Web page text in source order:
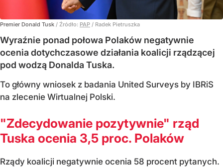
Premier Donald Tusk / Źródło: PAP / Radek Pietruszka
Wyraźnie ponad połowa Polaków negatywnie
ocenia dotychczasowe działania koalicji rządzącej
pod wodzą Donalda Tuska.
To główny wniosek z badania United Surveys by IBRiS
na zlecenie Wirtualnej Polski.
"Zdecydowanie pozytywnie" rząd
Tuska ocenia 3,5 proc. Polaków
Rządy koalicji negatywnie ocenia 58 procent pytanych.